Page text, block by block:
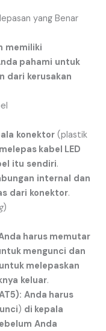
yang Benar
memiliki
pahami untuk
dari kerusakan
konektor (plastik
kabel LED
itu sendiri.
internal dan
dari konektor.
)
harus memutar
mengunci dan
untuk melepaskan
keluar.
Anda harus
) di kepala
Anda